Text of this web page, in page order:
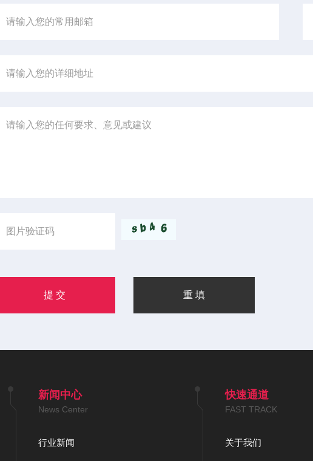
新闻中心
News Center
行业新闻
快速通道
FAST TRACK
关于我们